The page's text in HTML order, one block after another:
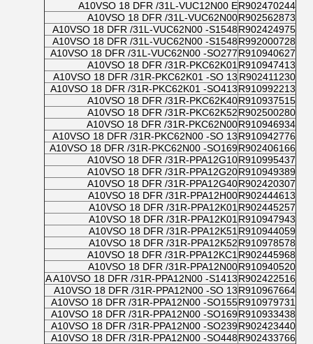
R902470244
A10VSO 18 DFR /31L-VUC12N00 E
R902562873
A10VSO 18 DFR /31L-VUC62N00
R902424975
A10VSO 18 DFR /31L-VUC62N00 -S1548
R992000728
A10VSO 18 DFR /31L-VUC62N00 -S1548
R910940627
A10VSO 18 DFR /31L-VUC62N00 -SO277
R910947413
A10VSO 18 DFR /31R-PKC62K01
R902411230
A10VSO 18 DFR /31R-PKC62K01 -SO 13
R910992213
A10VSO 18 DFR /31R-PKC62K01 -SO413
R910937515
A10VSO 18 DFR /31R-PKC62K40
R902500280
A10VSO 18 DFR /31R-PKC62K52
R910946934
A10VSO 18 DFR /31R-PKC62N00
R910942776
A10VSO 18 DFR /31R-PKC62N00 -SO 13
R902406166
A10VSO 18 DFR /31R-PKC62N00 -SO169
R910995437
A10VSO 18 DFR /31R-PPA12G10
R910949389
A10VSO 18 DFR /31R-PPA12G20
R902420307
A10VSO 18 DFR /31R-PPA12G40
R902444613
A10VSO 18 DFR /31R-PPA12H00
R902445257
A10VSO 18 DFR /31R-PPA12K01
R910947943
A10VSO 18 DFR /31R-PPA12K01
R910944059
A10VSO 18 DFR /31R-PPA12K51
R910978578
A10VSO 18 DFR /31R-PPA12K52
R902445968
A10VSO 18 DFR /31R-PPA12KC1
R910940520
A10VSO 18 DFR /31R-PPA12N00
R902422516
A A10VSO 18 DFR /31R-PPA12N00 -S1413
R910967664
A10VSO 18 DFR /31R-PPA12N00 -SO 13
R910979731
A10VSO 18 DFR /31R-PPA12N00 -SO155
R910933438
A10VSO 18 DFR /31R-PPA12N00 -SO169
R902423440
A10VSO 18 DFR /31R-PPA12N00 -SO239
R902433766
A10VSO 18 DFR /31R-PPA12N00 -SO448